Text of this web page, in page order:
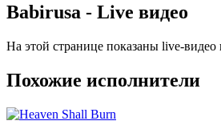
Babirusa - Live видео
На этой странице показаны live-
Похожие исполнители